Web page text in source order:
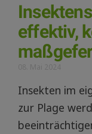
effektiv,
Insekten im
zur Plage